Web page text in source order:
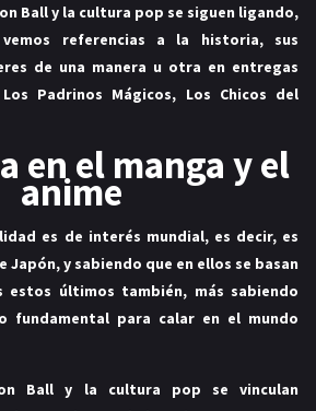
Ball y la cultura pop se siguen ligando,
referencias a la historia, sus
de una manera u otra en entregas
Padrinos Mágicos, Los Chicos del
en el manga y el
anime
es de interés mundial, es decir, es
Japón, y sabiendo que en ellos se basan
estos últimos también, más sabiendo
fundamental para calar en el mundo
Ball y la cultura pop se vinculan